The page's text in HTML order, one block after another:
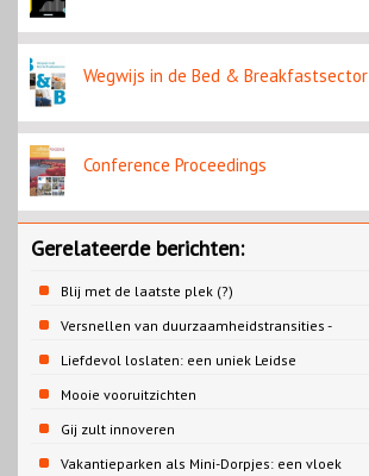
Wegwijs in de Bed & Breakfastsector
Conference Proceedings
Gerelateerde berichten:
Blij met de laatste plek (?)
Versnellen van duurzaamheidstransities -
het SPRONG project
Liefdevol loslaten: een uniek Leidse
samenwerking
Mooie vooruitzichten
Gij zult innoveren
Vakantieparken als Mini-Dorpjes: een vloek